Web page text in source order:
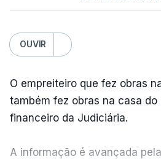
OUVIR
O empreiteiro que fez obras
também fez obras na casa do
financeiro da Judiciária.
A informação é avançada